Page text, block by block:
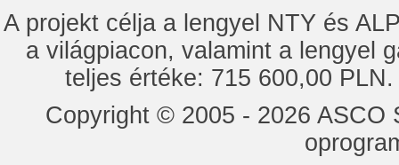
A projekt célja a lengyel NTY és
a világpiacon, valamint a lengyel
teljes értéke: 715 600,00
Copyright © 2005 - 2026